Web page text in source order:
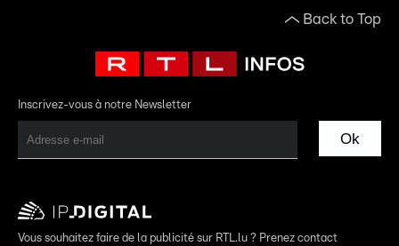
Back to Top
Inscrivez-vous à notre Newsletter
Ok
Vous souhaitez faire de la publicité sur RTL.lu ? Prenez contact